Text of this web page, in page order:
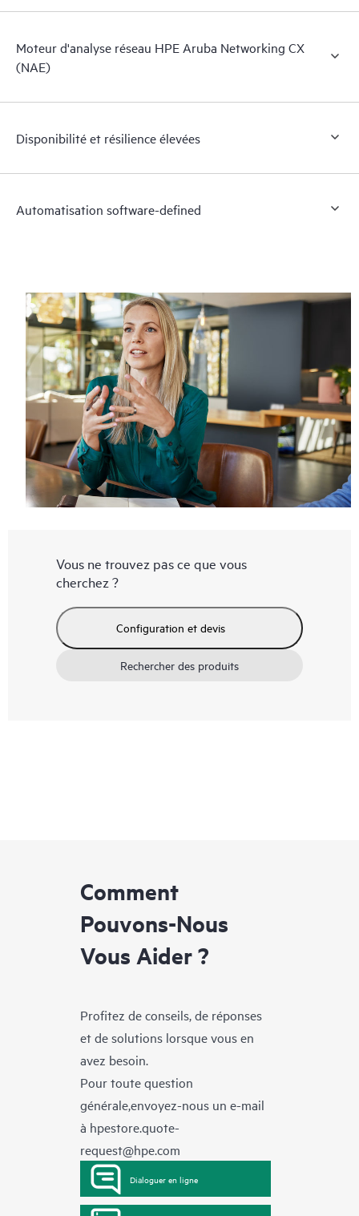
Moteur d'analyse réseau HPE Aruba Networking CX
(NAE)
Disponibilité et résilience élevées
Automatisation software-defined
Vous ne trouvez pas ce que vous
cherchez ?
Configuration et devis
Rechercher des produits
Comment
Pouvons-Nous
Vous Aider ?
Profitez de conseils, de réponses
et de solutions lorsque vous en
avez besoin.
Pour toute question
générale,envoyez-nous un e-mail
à hpestore.quote-
request@hpe.com
Dialoguer en ligne